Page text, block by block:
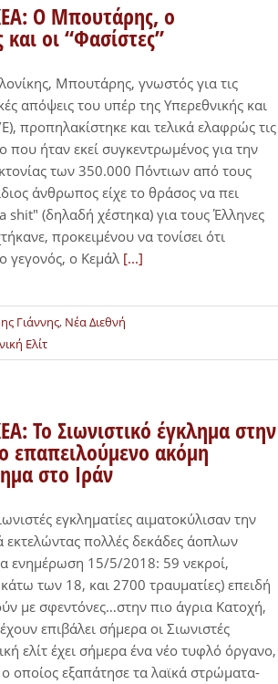
Ο Μπουτάρης, ο
οι “Φασίστες”
Μπουτάρης, γνωστός για τις
απόψεις του υπέρ της Υπερεθνικής και
προπηλακίστηκε και τελικά ελαφρώς τις
ήταν εκεί συγκεντρωμένος για την
των 350.000 Πόντιων από τους
άνθρωπος είχε το θράσος να πει
shit" (δηλαδή χέστηκα) για τους Έλληνες
προκειμένου να τονίσει ότι
γεγονός, ο Κεμάλ [...]
Γιάννης, Νέα Διεθνή
Ελίτ
Το Σιωνιστικό έγκλημα στην
επαπειλούμενο ακόμη
στο Ιράν
εγκληματίες αιματοκύλισαν την
εκτελώντας πολλές δεκάδες άοπλων
ενημέρωση 15/5/2018: 59 νεκροί,
των 18, και 2700 τραυματίες) επειδή
με σφεντόνες…στην πιο άγρια Kατοχή,
επιβάλει σήμερα οι Σιωνιστές
ελίτ έχει σήμερα ένα νέο τυφλό όργανο,
οποίος εξαπάτησε τα λαϊκά στρώματα-